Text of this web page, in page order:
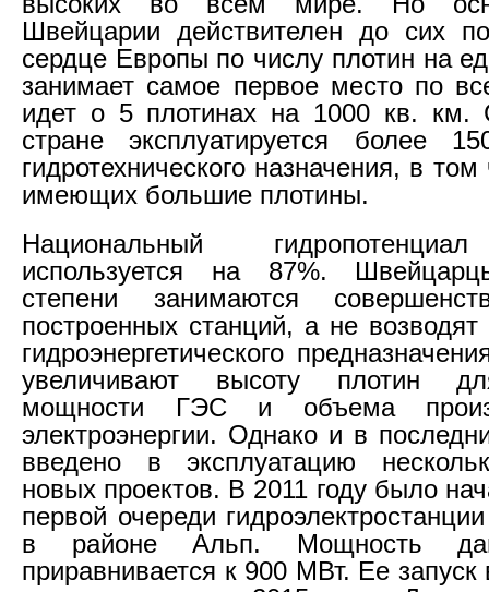
Швейцарии действителен до сих
сердце Европы по числу плотин на
занимает самое первое место по
идет о 5 плотинах на 1000 кв. км.
стране эксплуатируется более
гидротехнического назначения, в
имеющих большие плотины.
Национальный
используется на 87%.
степени занимаются
построенных станций, а не
гидроэнергетического
увеличивают высоту плотин
мощности ГЭС и объема
электроэнергии. Однако и в
введено в эксплуатацию
новых проектов. В 2011 году было
первой очереди
в районе Альп. Мощность
приравнивается к 900 МВт. Ее запуск